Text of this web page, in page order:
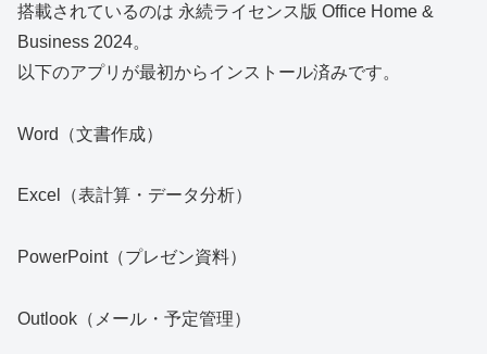
搭載されているのは 永続ライセンス版 Office Home &
Business 2024。
以下のアプリが最初からインストール済みです。
Word（文書作成）
Excel（表計算・データ分析）
PowerPoint（プレゼン資料）
Outlook（メール・予定管理）